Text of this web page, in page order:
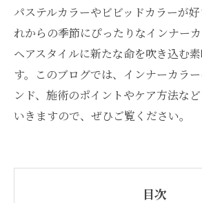
パステルカラーやビビッドカラーが
れからの季節にぴったりなインナー
ヘアスタイルに新たな命を吹き込む
す。このブログでは、インナーカラ
ンド、施術のポイントやケア方法な
いきますので、ぜひご覧ください。
目次